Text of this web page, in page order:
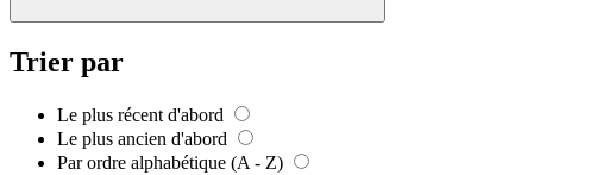
Trier par
Le plus récent d'abord
Le plus ancien d'abord
Par ordre alphabétique (A - Z)